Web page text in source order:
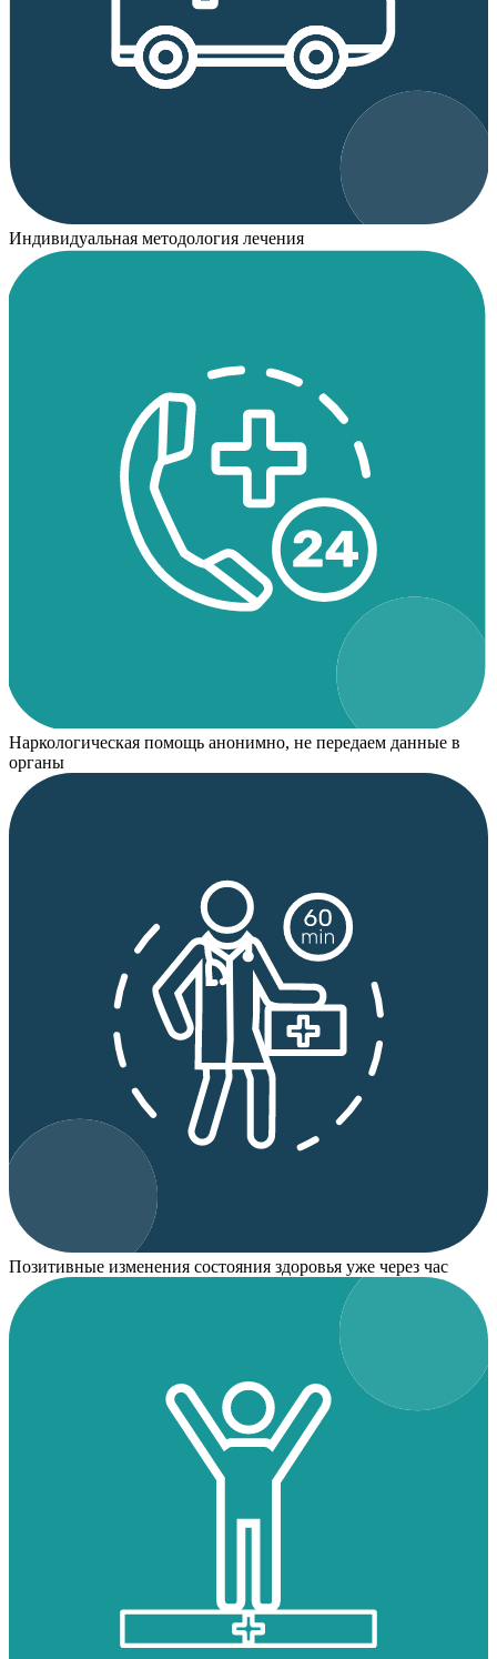
Индивидуальная методология лечения
Наркологическая помощь анонимно, не передаем данные в
органы
Позитивные изменения состояния здоровья уже через час